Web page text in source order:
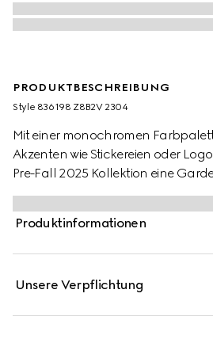
PRODUKTBESCHREIBUNG
Style ‎836198 Z8B2V 2304
Mit einer monochromen
Akzenten wie Stickereien oder
Pre-Fall 2025 Kollektion eine
tagsüber wie auch abends tragen
vereint mit seinem Design aus
und einem abnehmbaren
Produktinformationen
Unsere Verpflichtung